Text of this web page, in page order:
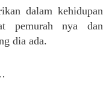
dalam kehidupan
pemurah nya dan
dia ada.